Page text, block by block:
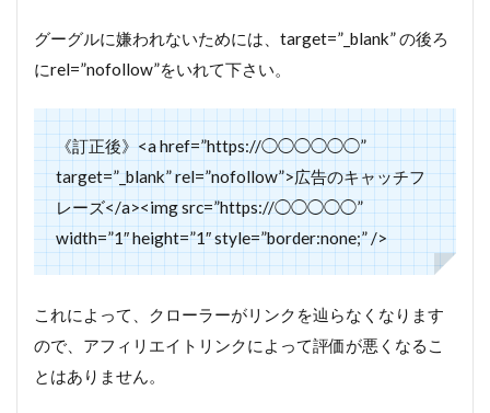
グーグルに嫌われないためには、target=”_blank” の後ろ
にrel=”nofollow”をいれて下さい。
《訂正後》<a href=”https://◯◯◯◯◯◯”
target=”_blank” rel=”nofollow”>広告のキャッチフ
レーズ</a><img src=”https://◯◯◯◯◯”
width=”1″ height=”1″ style=”border:none;” />
これによって、クローラーがリンクを辿らなくなります
ので、アフィリエイトリンクによって評価が悪くなるこ
とはありません。